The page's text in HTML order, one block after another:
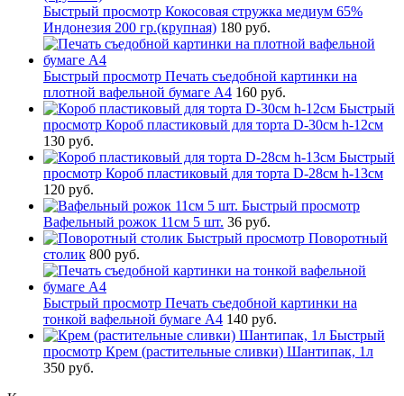
Быстрый просмотр Кокосовая стружка медиум 65%
Индонезия 200 гр.(крупная) 180 руб.
Быстрый просмотр Печать съедобной картинки на
плотной вафельной бумаге А4 160 руб.
Быстрый
просмотр Короб пластиковый для торта D-30см h-12см
130 руб.
Быстрый
просмотр Короб пластиковый для торта D-28см h-13см
120 руб.
Быстрый просмотр
Вафельный рожок 11см 5 шт. 36 руб.
Быстрый просмотр Поворотный
столик 800 руб.
Быстрый просмотр Печать съедобной картинки на
тонкой вафельной бумаге А4 140 руб.
Быстрый
просмотр Крем (растительные сливки) Шантипак, 1л
350 руб.